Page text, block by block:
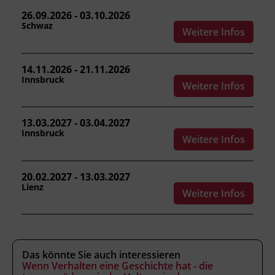
Freizeitgestaltung und Projektarbeit
Kursformat
Präsenzunterricht
Leitung
Fachtrainer_in
Abschluss
BFI Tirol Zertifikat
Das Land Tirol fördert bis zu maximal 30 %
der Kurskosten. Nähere Informationen finden
Sie unterwww.mein-update.at
26.09.2026 - 03.10.2026
Schwaz Weitere Infos
14.11.2026 - 21.11.2026
Innsbruck Weitere Infos
13.03.2027 - 03.04.2027
Innsbruck Weitere Infos
20.02.2027 - 13.03.2027
Lienz Weitere Infos
Das könnte Sie auch interessieren
Wenn Verhalten eine Geschichte hat - die